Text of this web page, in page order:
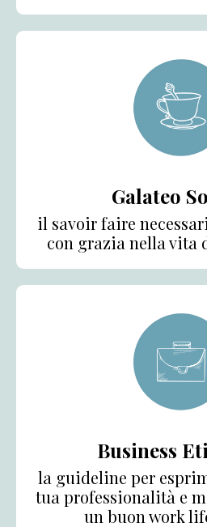
Galateo
il savoir faire
con grazia nella
Business
la guideline per
tua professionalità e
un buon work